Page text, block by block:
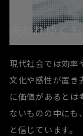
失われゆく
現代社会では効率
文化や感性が置き
に価値があるとは
ないものの中にも
と信じています。